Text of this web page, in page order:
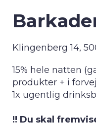
Klingenberg 14,
15% hele natten
produkter + i
1x ugentlig
!! Du skal